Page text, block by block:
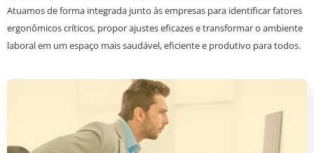
Atuamos de forma integrada junto às empresas para identificar fatores
ergonômicos críticos, propor ajustes eficazes e transformar o ambiente
laboral em um espaço mais saudável, eficiente e produtivo para todos.